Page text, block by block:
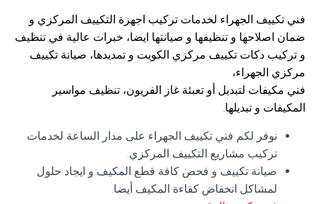
فني تكييف الجهراء لخدمات تركيب اجهزة التكييف المركزي و
ضمان اصلاحها و تنظيفها و صيانتها ايضا، خبرات عالية في تنظيف
و تركيب دكات تكييف مركزي الكويت و تمديدها، صيانة تكييف
مركزي الجهراء،
فني مكيفات لتبديل أو تعبئة غاز الفريون، تنظيف مواسير
المكيفات و تبديلها.
نوفر لكم فني تكييف الجهراء على مدار الساعة لخدمات
تركيب مشاريع التكييف المركزي.
صيانة تكييف و فحص كافة قطع المكيف و ايجاد حلول
لمشاكل انخفاض كفاءة المكيف أيضا.